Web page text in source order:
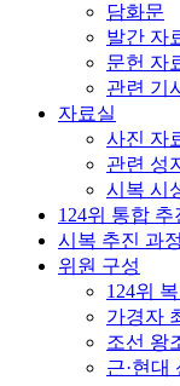
담화문
발간 자
문헌 자
관련 기
자료실
사진 자
관련 성지
시복 시
124위 통합 추
시복 추진 과정
위원 구성
124위
가경자
조선 왕
근·현대